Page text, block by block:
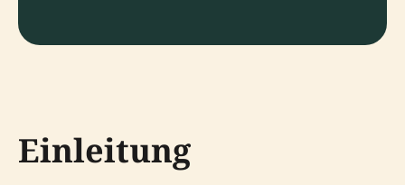
Einleitung